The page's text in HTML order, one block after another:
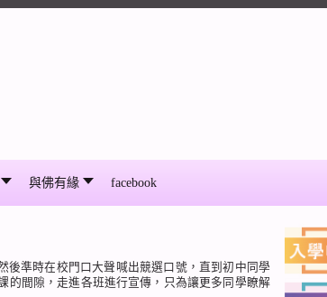
與佛有緣 facebook
後準時在校門口大聲喊出競選口號，直到初中同學
的間隙，走進各班進行宣傳，只為讓更多同學瞭解